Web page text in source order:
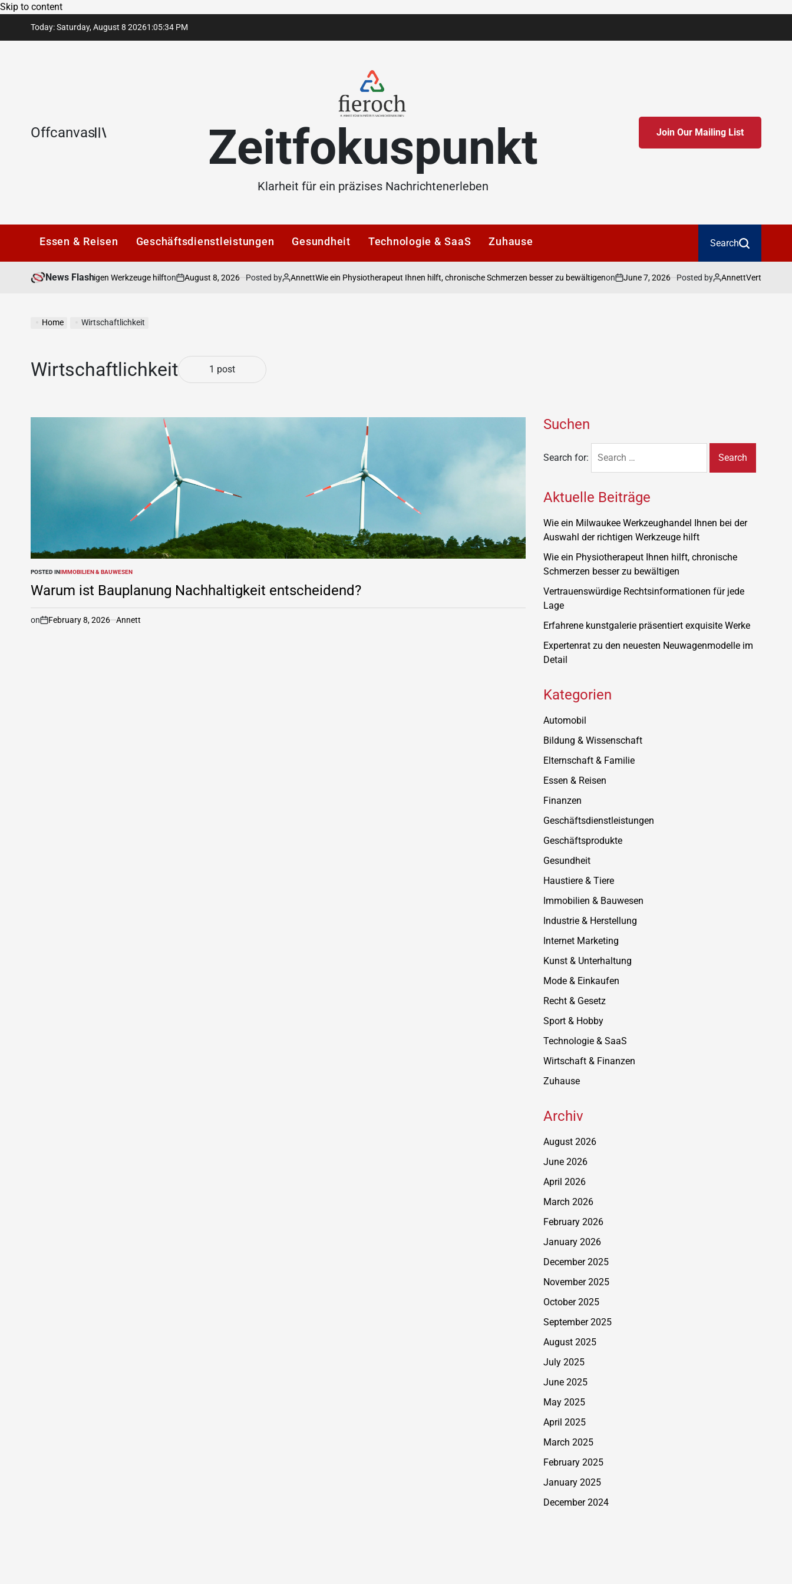
Skip to content
Today: Saturday, August 8 20261 :05:34 PM
Offcanvas Zeitfokuspunkt
Klarheit für ein präzises Nachrichtenerleben
Join Our Mailing List
Essen & Reisen Geschäftsdienstleistungen Gesundheit Technologie & SaaS Zuhause Search
News Flash
Auswahl der richtigen Werkzeuge hilfton August 8, 2026 Posted by AnnettWie ein Physiotherapeut Ihnen hilft, chronische Schmerzen besser zu bewältigenon June 7, 2026 Posted by Annett
Home Wirtschaftlichkeit
Wirtschaftlichkeit 1 post
POSTED INIMMOBILIEN & BAUWESEN
Warum ist Bauplanung Nachhaltigkeit entscheidend?
on February 8, 2026 Annett
Suchen
Search for:
Aktuelle Beiträge
Wie ein Milwaukee Werkzeughandel Ihnen bei der
Auswahl der richtigen Werkzeuge hilft
Wie ein Physiotherapeut Ihnen hilft, chronische
Schmerzen besser zu bewältigen
Vertrauenswürdige Rechtsinformationen für jede
Lage
Erfahrene kunstgalerie präsentiert exquisite Werke
Expertenrat zu den neuesten Neuwagenmodelle im
Detail
Kategorien
Automobil
Bildung & Wissenschaft
Elternschaft & Familie
Essen & Reisen
Finanzen
Geschäftsdienstleistungen
Geschäftsprodukte
Gesundheit
Haustiere & Tiere
Immobilien & Bauwesen
Industrie & Herstellung
Internet Marketing
Kunst & Unterhaltung
Mode & Einkaufen
Recht & Gesetz
Sport & Hobby
Technologie & SaaS
Wirtschaft & Finanzen
Zuhause
Archiv
August 2026
June 2026
April 2026
March 2026
February 2026
January 2026
December 2025
November 2025
October 2025
September 2025
August 2025
July 2025
June 2025
May 2025
April 2025
March 2025
February 2025
January 2025
December 2024